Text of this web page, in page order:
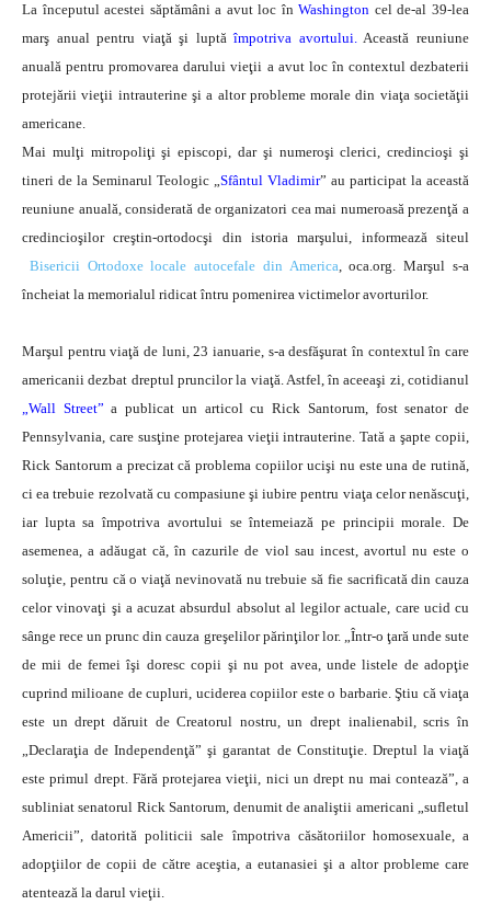
La începutul acestei săptămâni a avut loc înWashington cel de-al 39-lea
marş anual pentru viaţă şi luptăîmpotriva avortului.Această reuniune
anuală pentru promovarea darului vieţii a avut loc în contextul dezbaterii
protejării vieţii intrauterine şi a altor probleme morale din viaţa societăţii
americane.
Mai mulţi mitropoliţi şi episcopi, dar şi numeroşi clerici, credincioşi şi
tineri de la Seminarul Teologic „Sfântul Vladimir” au participat la această
reuniune anuală, considerată de organizatori cea mai numeroasă prezenţă a
credincioşilor creştin-ortodocşi din istoria marşului, informează site­ul
Bisericii Ortodoxe locale autocefale din America, oca.org. Marşul s-a
încheiat la memorialul ridicat întru pomenirea victimelor avorturilor.
Marşul pentru viaţă de luni, 23 ianuarie, s-a desfăşurat în contextul în care
americanii dezbat dreptul pruncilor la viaţă. Astfel, în aceeaşi zi, cotidianul
„Wall Street” a publicat un articol cu Rick Santorum, fost senator de
Pennsylvania, care susţine protejarea vieţii intrauterine. Tată a şapte copii,
Rick Santorum a precizat că problema copiilor ucişi nu este una de rutină,
ci ea trebuie rezolvată cu compasiune şi iubire pentru viaţa celor nenăscuţi,
iar lupta sa împotriva avortului se întemeiază pe principii morale. De
asemenea, a adăugat că, în cazurile de viol sau incest, avortul nu este o
soluţie, pentru că o viaţă nevinovată nu trebuie să fie sacrificată din cauza
celor vinovaţi şi a acuzat absurdul absolut al legilor actuale, care ucid cu
sânge rece un prunc din cauza greşelilor părinţilor lor. „Într-o ţară unde sute
de mii de femei îşi doresc copii şi nu pot avea, unde listele de adopţie
cuprind milioane de cupluri, uciderea copiilor este o barbarie. Ştiu că viaţa
este un drept dăruit de Creatorul nostru, un drept inalienabil, scris în
„Declaraţia de Independenţă” şi garantat de Constituţie. Dreptul la viaţă
este primul drept. Fără protejarea vieţii, nici un drept nu mai contează”, a
subliniat senatorul Rick Santorum, denumit de analiştii americani „sufletul
Americii”, datorită politicii sale împotriva căsătoriilor homosexuale, a
adopţiilor de copii de către aceştia, a eutanasiei şi a altor probleme care
atentează la darul vieţii.